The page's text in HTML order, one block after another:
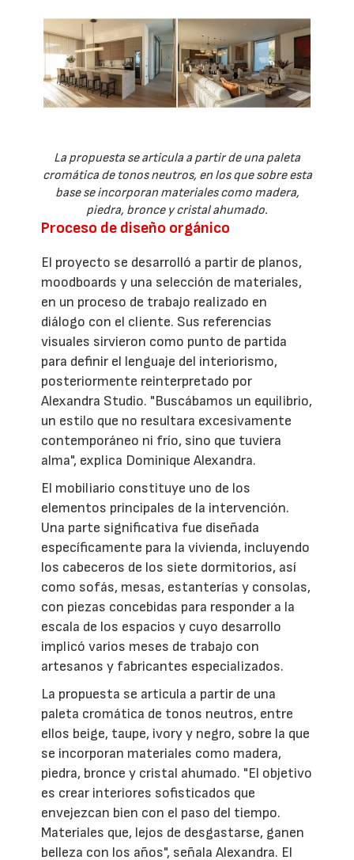
La propuesta se articula a partir de una paleta
cromática de tonos neutros, en los que sobre esta
base se incorporan materiales como madera,
piedra, bronce y cristal ahumado.
Proceso de diseño orgánico
El proyecto se desarrolló a partir de planos,
moodboards y una selección de materiales,
en un proceso de trabajo realizado en
diálogo con el cliente. Sus referencias
visuales sirvieron como punto de partida
para definir el lenguaje del interiorismo,
posteriormente reinterpretado por
Alexandra Studio. "Buscábamos un equilibrio,
un estilo que no resultara excesivamente
contemporáneo ni frío, sino que tuviera
alma", explica Dominique Alexandra.
El mobiliario constituye uno de los
elementos principales de la intervención.
Una parte significativa fue diseñada
específicamente para la vivienda, incluyendo
los cabeceros de los siete dormitorios, así
como sofás, mesas, estanterías y consolas,
con piezas concebidas para responder a la
escala de los espacios y cuyo desarrollo
implicó varios meses de trabajo con
artesanos y fabricantes especializados.
La propuesta se articula a partir de una
paleta cromática de tonos neutros, entre
ellos beige, taupe, ivory y negro, sobre la que
se incorporan materiales como madera,
piedra, bronce y cristal ahumado. "El objetivo
es crear interiores sofisticados que
envejezcan bien con el paso del tiempo.
Materiales que, lejos de desgastarse, ganen
belleza con los años", señala Alexandra. El